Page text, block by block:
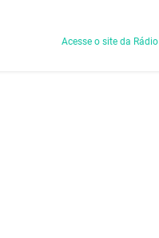
Acesse o site da Rádio